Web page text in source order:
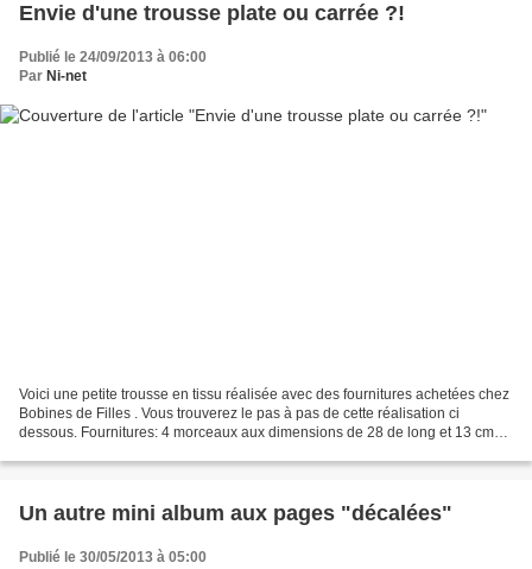
Envie d'une trousse plate ou carrée ?!
Publié le 24/09/2013 à 06:00
Par Ni-net
Voici une petite trousse en tissu réalisée avec des fournitures achetées chez
Bobines de Filles . Vous trouverez le pas à pas de cette réalisation ci
dessous. Fournitures: 4 morceaux aux dimensions de 28 de long et 13 cm
Un autre mini album aux pages "décalées"
Publié le 30/05/2013 à 05:00